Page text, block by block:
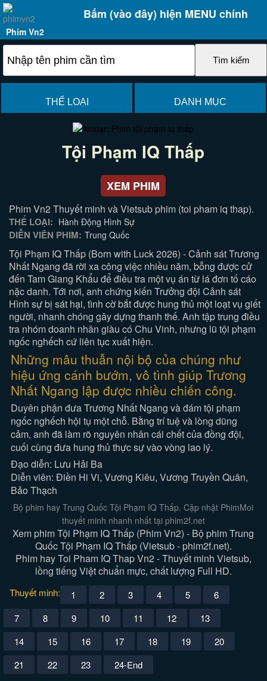
Bấm (vào đây) hiện MENU chính
Phim Vn2
THỂ LOẠI DANH MỤC
Tội Phạm IQ Thấp
XEM PHIM
Phim Vn2 Thuyết minh và Vietsub phim (toi pham iq thap).
THỂ LOẠI: Hành Động Hình Sự
DIỄN VIÊN PHIM: Trung Quốc
Tội Phạm IQ Thấp (Born with Luck 2026) - Cảnh sát Trương
Nhất Ngang đã rời xa công việc nhiều năm, bỗng được cử
đến Tam Giang Khẩu để điều tra một vụ án từ lá đơn tố cáo
nặc danh. Tới nơi, anh chứng kiến Trưởng đội Cảnh sát
Hình sự bị sát hại, tình cờ bắt được hung thủ một loạt vụ giết
người, nhanh chóng gây dựng thanh thế. Anh tập trung điều
tra nhóm doanh nhân giàu có Chu Vinh, nhưng lũ tội phạm
ngốc nghếch cứ liên tục xuất hiện.
Những mâu thuẫn nội bộ của chúng như
hiệu ứng cánh bướm, vô tình giúp Trương
Nhất Ngang lập được nhiều chiến công.
Duyên phận đưa Trương Nhất Ngang và đám tội phạm
ngốc nghếch hội tụ một chỗ. Bằng trí tuệ và lòng dũng
cảm, anh đã làm rõ nguyên nhân cái chết của đồng đội,
cuối cùng đưa hung thủ thực sự vào vòng lao lý.
Đạo diễn: Lưu Hải Ba
Diễn viên: Điền Hi Vi, Vương Kiêu, Vương Truyền Quân,
Bảo Thạch
Bộ phim hay Trung Quốc Tội Phạm IQ Thấp. Cập nhật PhimMoi
thuyết minh nhanh nhất tại phim2f.net
Xem phim Tội Phạm IQ Thấp (Phim Vn2) - Bộ phim Trung
Quốc Tội Phạm IQ Thấp (Vietsub - phim2f.net).
Phim hay Toi Pham IQ Thap Vn2 - Thuyết minh Vietsub,
lồng tiếng Việt chuẩn mực, chất lượng Full HD.
Thuyết minh: 1 2 3 4 5
6
7
8 9 10 11 12
13
14
15 16 17 18 19
20
21
22 23
24-End